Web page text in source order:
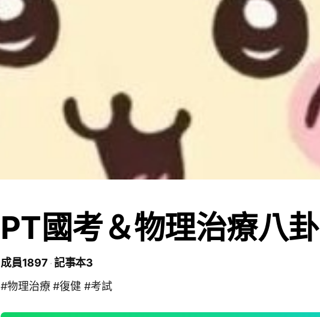
PT國考＆物理治療八卦
成員1897 記事本3
#物理治療 #復健 #考試